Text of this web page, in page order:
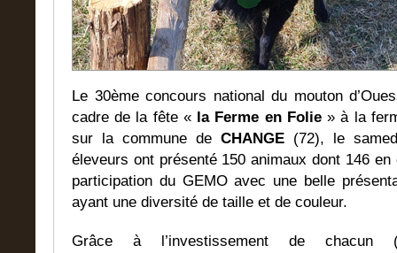
Le 30ème concours national du mouton
cadre de la fête « la Ferme en Folie» à la
sur la commune de CHANGE (72), le
éleveurs ont présenté 150 animaux dont 146 en
participation du GEMO avec une belle
ayant une diversité de taille et de couleur.
Grâce à l’investissement de chacun